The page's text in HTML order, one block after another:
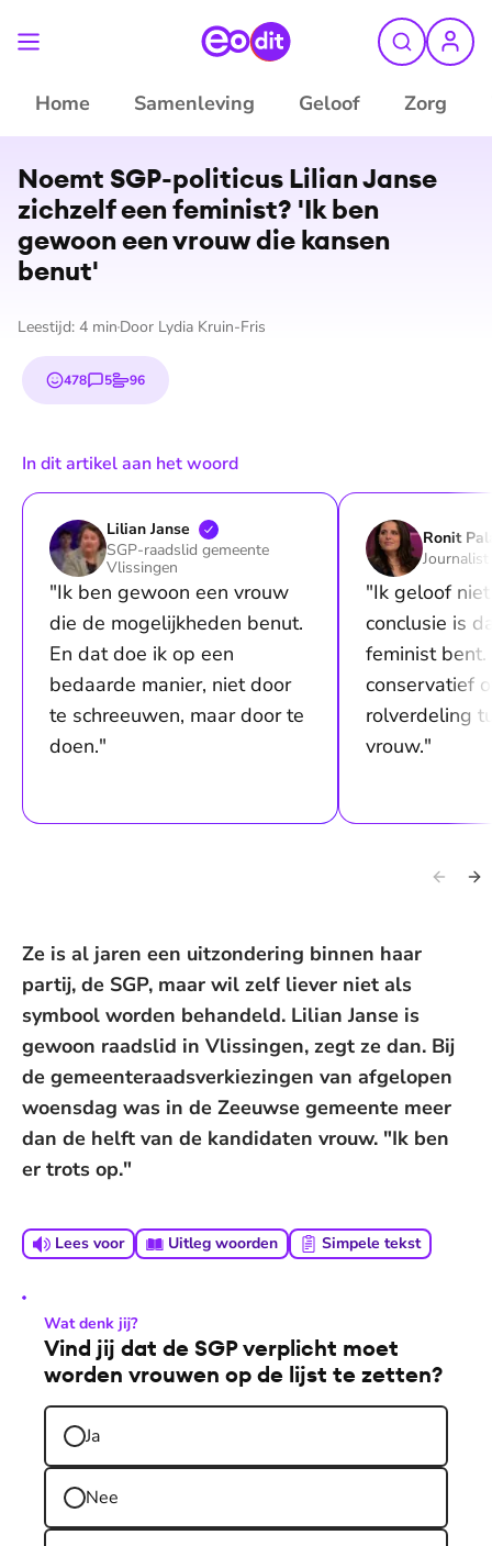
Home Samenleving Geloof Zorg
© Dit is de week (EO)
Noemt SGP-politicus Lilian Janse
zichzelf een feminist? 'Ik ben
gewoon een vrouw die kansen
benut'
Leestijd: 4 min Door Lydia Kruin-Fris
478
emojis5
reacties
96
stemmen
In dit artikel aan het woord
Lilian Janse
SGP-raadslid gemeente
Vlissingen
"Ik ben gewoon een vrouw
die de mogelijkheden benut.
En dat doe ik op een
bedaarde manier, niet door
te schreeuwen, maar door te
doen."
Ronit
Journalist
"Ik geloof
conclusie is
feminist
conservatief
rolverdeling
vrouw."
Ze is al jaren een uitzondering binnen haar
partij, de SGP, maar wil zelf liever niet als
symbool worden behandeld. Lilian Janse is
gewoon raadslid in Vlissingen, zegt ze dan. Bij
de gemeenteraadsverkiezingen van afgelopen
woensdag was in de Zeeuwse gemeente meer
dan de helft van de kandidaten vrouw. "Ik ben
er trots op."
Lees voor Uitleg woorden Simpele tekst
Wat denk jij?
Vind jij dat de SGP verplicht moet
worden vrouwen op de lijst te zetten?
Ja
Nee